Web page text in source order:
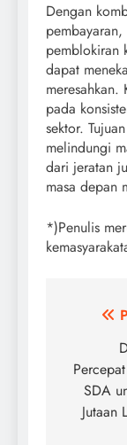
Dengan
pembayaran,
pemblokiran
dapat
meresahkan.
pada
sektor.
melindungi
dari jeratan
masa depan
*)Penulis
Post
SDA
Jutaan